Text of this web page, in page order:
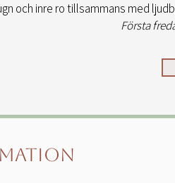
och inre ro tillsammans med
Första